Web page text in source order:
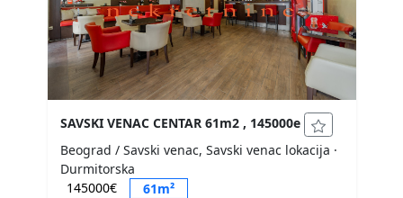
SAVSKI VENAC CENTAR 61m2 , 145000e
Beograd / Savski venac, Savski venac lokacija ·
Durmitorska
145000€
61m²